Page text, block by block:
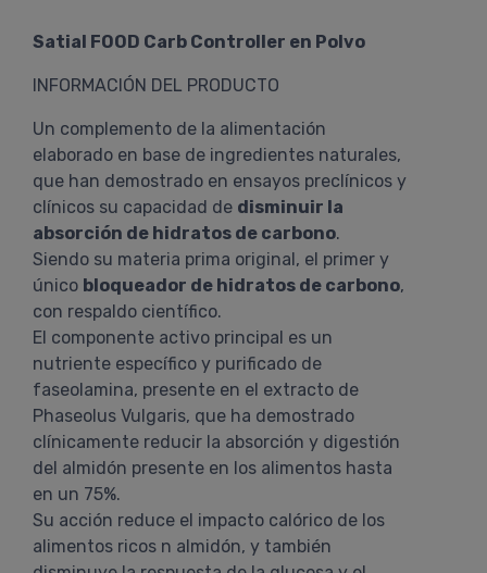
Satial FOOD Carb Controller en Polvo
INFORMACIÓN DEL PRODUCTO
Un complemento de la alimentación
elaborado en base de ingredientes naturales,
que han demostrado en ensayos preclínicos y
clínicos su capacidad de disminuir la
absorción de hidratos de carbono.
Siendo su materia prima original, el primer y
único bloqueador de hidratos de carbono,
con respaldo científico.
El componente activo principal es un
nutriente específico y purificado de
faseolamina, presente en el extracto de
Phaseolus Vulgaris, que ha demostrado
clínicamente reducir la absorción y digestión
del almidón presente en los alimentos hasta
en un 75%.
Su acción reduce el impacto calórico de los
alimentos ricos n almidón, y también